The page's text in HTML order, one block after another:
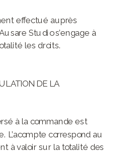
effectué auprès
Studio s’engage à
les droits.
DE LA
à la commande est
L’acompte correspond au
à valoir sur la totalité des